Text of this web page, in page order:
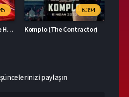
Kirpi Sonic 2 (Sonic the Hedgehog 2)
6.394
Komplo (The Contractor)
paylaşın